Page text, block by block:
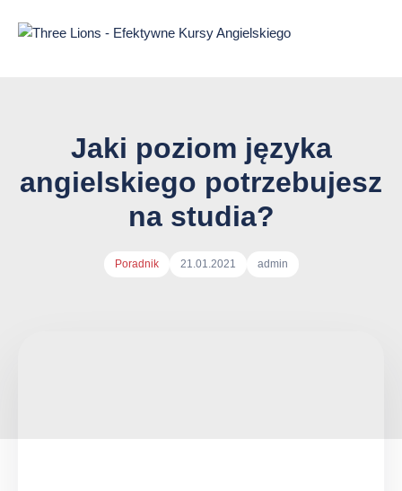
Jaki poziom języka
angielskiego potrzebujesz
na studia?
Poradnik 21.01.2021
Autor
admin